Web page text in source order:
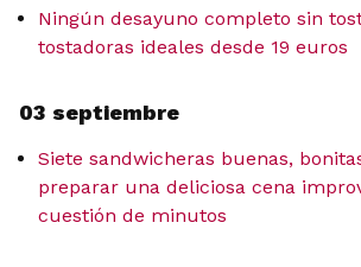
Ningún desayuno completo sin
tostadoras ideales desde 19 euros
03 septiembre
Siete sandwicheras buenas,
preparar una deliciosa cena
cuestión de minutos